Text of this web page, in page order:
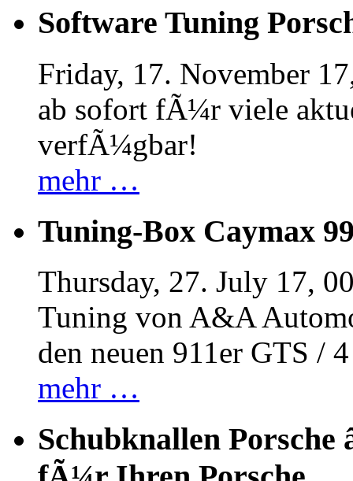
Software Tuning
Friday, 17. November
ab sofort fÃ¼r viele
verfÃ¼gbar!
mehr …
Tuning-Box Caymax
Thursday, 27. July 17,
Tuning von A&A
den neuen 911er GTS /
mehr …
Schubknallen Porsche